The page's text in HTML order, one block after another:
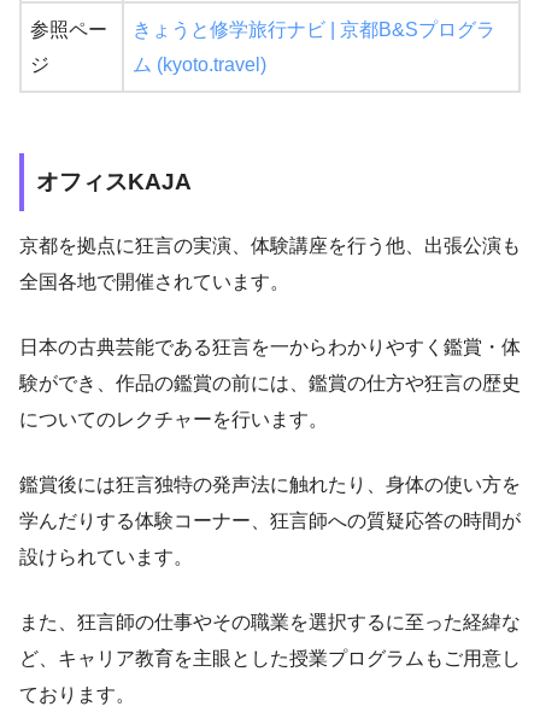
参照ペー
ジ
きょうと修学旅行ナビ | 京都B&Sプログラ
ム (kyoto.travel)
オフィスKAJA
京都を拠点に狂言の実演、体験講座を行う他、出張公演も
全国各地で開催されています。
日本の古典芸能である狂言を一からわかりやすく鑑賞・体
験ができ、作品の鑑賞の前には、鑑賞の仕方や狂言の歴史
についてのレクチャーを行います。
鑑賞後には狂言独特の発声法に触れたり、身体の使い方を
学んだりする体験コーナー、狂言師への質疑応答の時間が
設けられています。
また、狂言師の仕事やその職業を選択するに至った経緯な
ど、キャリア教育を主眼とした授業プログラムもご用意し
ております。